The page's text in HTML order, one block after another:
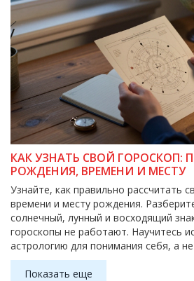
КАК УЗНАТЬ СВОЙ ГОРОСКОП:
РОЖДЕНИЯ, ВРЕМЕНИ И МЕСТУ
Узнайте, как правильно рассчитать
времени и месту рождения.
солнечный, лунный и восходящий
гороскопы не работают. Научитесь
астрологию для понимания себя, а
Показать еще